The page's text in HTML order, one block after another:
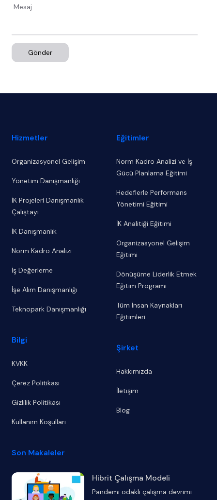
Gönder
Hizmetler
Organizasyonel Gelişim
Yönetim Danışmanlığı
İK Projeleri Danışmanlık
Çalıştayı
İK Danışmanlık
Norm Kadro Analizi
İş Değerleme
İşe Alım Danışmanlığı
Teknopark Danışmanlığı
Bilgi
KVKK
Çerez Politikası
Gizlilik Politikası
Kullanım Koşulları
Eğitimler
Norm Kadro Analizi ve İş
Gücü Planlama Eğitimi
Hedeflerle Performans
Yönetimi Eğitimi
İK Analitiği Eğitimi
Organizasyonel Gelişim
Eğitimi
Dönüşüme Liderlik Etmek
Eğitim Programı
Tüm İnsan Kaynakları
Eğitimleri
Şirket
Hakkımızda
İletişim
Blog
Son Makaleler
Hibrit Çalışma Modeli
Pandemi odaklı çalışma devrimi